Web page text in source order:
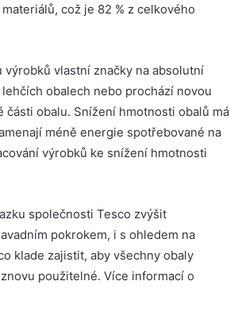
což je 82 % z celkového
vlastní značky na absolutní
obalech nebo prochází novou
obalu. Snížení hmotnosti obalů má
méně energie spotřebované na
výrobků ke snížení hmotnosti
společnosti Tesco zvýšit
pokrokem, i s ohledem na
klade zajistit, aby všechny obaly
použitelné. Více informací o